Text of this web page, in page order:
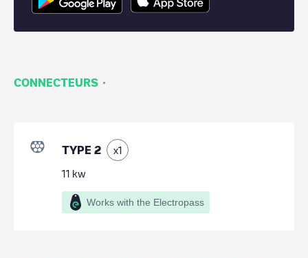
CONNECTEURS ·
TYPE 2 x1
11 kw
Works with the Electropass